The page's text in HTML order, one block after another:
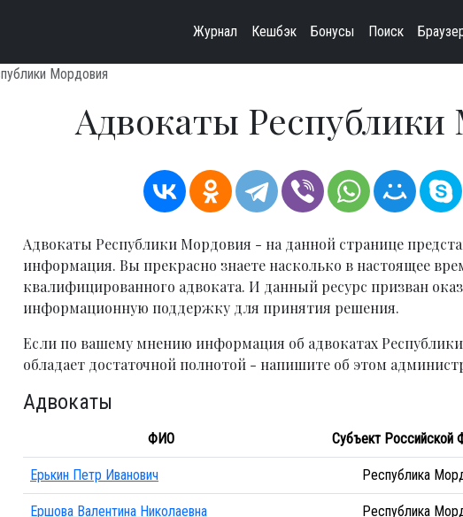
Журнал Кешбэк Бонусы Поиск
Мордовия
Адвокаты Республики
Адвокаты Республики Мордовия - на данной странице
информация. Вы прекрасно знаете насколько в настоящее
квалифицированного адвоката. И данный ресурс призван
информационную поддержку для принятия решения.
Если по вашему мнению информация об адвокатах
обладает достаточной полнотой - напишите об этом
Адвокаты
ФИО Субъект Российской
Ерькин Петр Иванович Республика
Ершова Валентина Николаевна Республика